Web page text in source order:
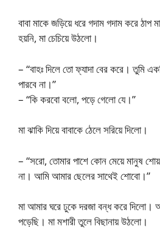
বাবা মাকে জড়িয়ে ধরে গদাম গদাম করে
হয়নি, মা চেচিয়ে উঠলো।
– “বাহঃ দিলে তো ফ্যাদা বের করে। তুমি
পারবে না।”
– “কি করবো বলো, পড়ে গেলো যে।”
মা ঝাকি দিয়ে বাবাকে ঠেলে সরিয়ে দিলো।
– “সরো, তোমার পাশে কোন মেয়ে মানুষ
না। আমি আমার ছেলের সাথেই শোবো।”
মা আমার ঘরে ঢুকে দরজা বন্ধ করে দিলো।
পড়েছি। মা মশারী তুলে বিছানায় উঠলো।